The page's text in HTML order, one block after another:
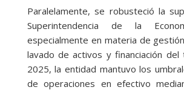
Paralelamente, se robusteció la
Superintendencia de la
especialmente en materia de
lavado de activos y financiación del
2025, la entidad mantuvo los
de operaciones en efectivo